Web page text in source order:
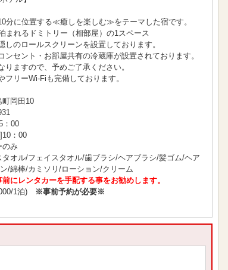
分に位置する≪癒しを楽しむ≫をテーマした宿です。
まれるドミトリー（相部屋）の1スペース
しのロールスクリーンを設置しております。
ンセント・お部屋共有の冷蔵庫が設置されております。
ますので、予めご了承ください。
フリーWi-Fiも完備しております。
町岡田10
：00
：00
のみ
タオル/フェイスタオル/歯ブラシ/ヘアブラシ/髪ゴム/ヘア
/綿棒/カミソリ/ローション/クリーム
にレンタカーを手配する事をお勧めします。
1泊)
※事前予約が必要※